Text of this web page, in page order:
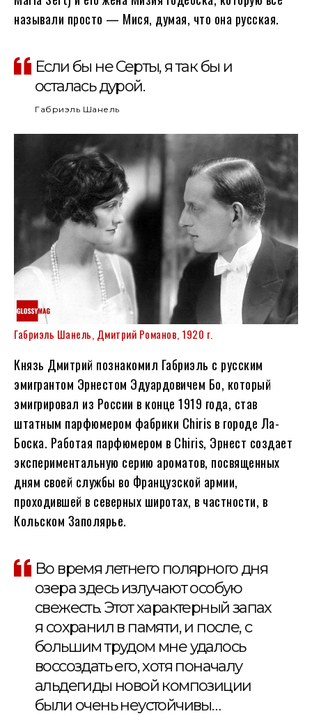
называли просто — Мися, думая, что она русская.
Если бы не Серты, я так бы и
осталась дурой.
Габриэль Шанель
Габриэль Шанель, Дмитрий Романов, 1920 г.
Князь Дмитрий познакомил Габриэль с русским
эмигрантом Эрнестом Эдуардовичем Бо, который
эмигрировал из России в конце 1919 года, став
штатным парфюмером фабрики Chiris в городе Ла-
Боска. Работая парфюмером в Chiris, Эрнест создает
экспериментальную серию ароматов, посвященных
дням своей службы во Французской армии,
проходившей в северных широтах, в частности, в
Кольском Заполярье.
Во время летнего полярного дня
озера здесь излучают особую
свежесть. Этот характерный запах
я сохранил в памяти, и после, с
большим трудом мне удалось
воссоздать его, хотя поначалу
альдегиды новой композиции
были очень неустойчивы…